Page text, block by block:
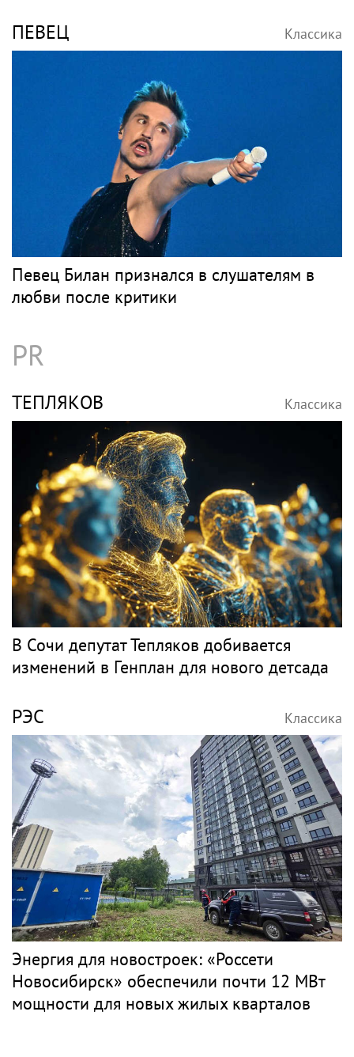
ПЕВЕЦ Классика
Певец Билан признался в слушателям в
любви после критики
PR
ТЕПЛЯКОВ Классика
В Сочи депутат Тепляков добивается
изменений в Генплан для нового детсада
РЭС Классика
Энергия для новостроек: «Россети
Новосибирск» обеспечили почти 12 МВт
мощности для новых жилых кварталов